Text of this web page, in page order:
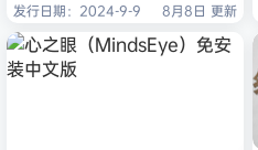
发行日期：2024-9-9
8月8日 更新